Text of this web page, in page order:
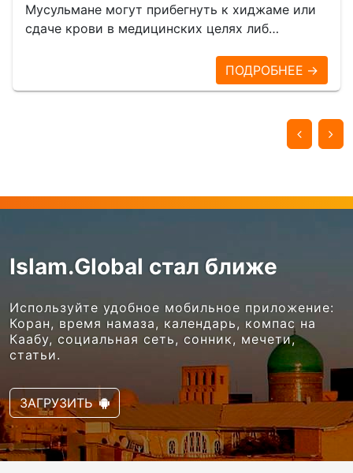
Мусульмане могут прибегнуть к хиджаме или
сдаче крови в медицинских целях либ…
ПОДРОБНЕЕ →
Islam.Global стал ближе
Используйте удобное мобильное приложение:
Коран, время намаза, календарь, компас на
Каабу, социальная сеть, сонник, мечети,
статьи.
ЗАГРУЗИТЬ